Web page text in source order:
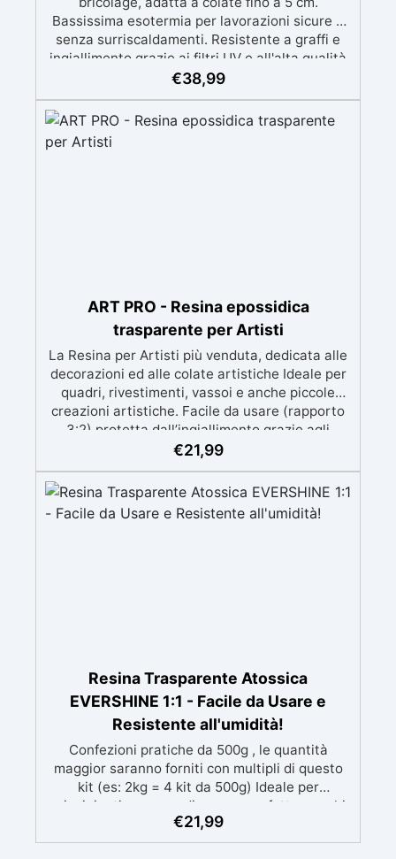
Bassissima esotermia per lavorazioni sicure e
senza surriscaldamenti. Resistente a graffi e
ingiallimento grazie ai filtri UV e all'alta qualità
meccanica. Bassa viscosità per eliminare bolle
BPA/VOC free e certificata per il contatto
prolungato con la pelle.
€38,99
ART PRO - Resina epossidica
trasparente per Artisti
La Resina per Artisti più venduta, dedicata alle
decorazioni ed alle colate artistiche Ideale per
quadri, rivestimenti, vassoi e anche piccole
creazioni artistiche. Facile da usare (rapporto
3:2) protetta dall’ingiallimento grazie agli
speciali filtri UV Formula densa : non cola via,
in 12-24h garantendo una superficie lucida e
brillante
€21,99
Resina Trasparente Atossica
EVERSHINE 1:1 - Facile da Usare e
Resistente all'umidità!
Confezioni pratiche da 500g , le quantità
maggior saranno forniti con multipli di questo
kit (es: 2kg = 4 kit da 500g) Ideale per
principianti: a prova di errore, perfetta per chi
inizia. Sempre lucida: garantisce una finitura
brillante e uniforme in ogni condizione.
€21,99